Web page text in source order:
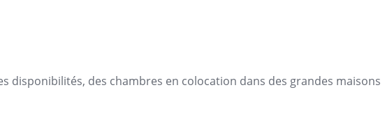
disponibilités, des chambres en colocation dans des grandes maisons